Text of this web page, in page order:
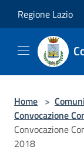
Regione Lazio
Home >
Convocazione
Convocazione
2018